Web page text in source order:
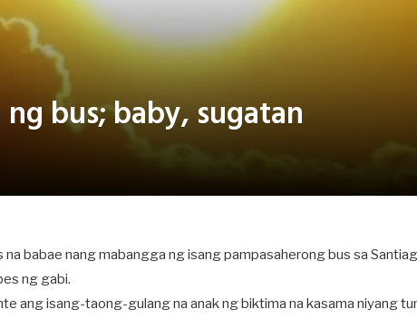
bus; baby, sugatan
babae nang mabangga ng isang pampasaherong bus sa
ng gabi.
ang isang-taong-gulang na anak ng biktima na kasama niyang